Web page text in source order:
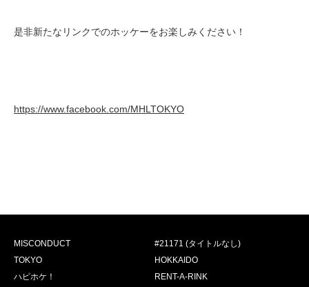
是非新たなリンクでのホッケーをお楽しみください！
https://www.facebook.com/MHLTOKYO
MISCONDUCT
#21171 (タイトルなし)
TOKYO
HOKKAIDO
ハピホケ！
RENT-A-RINK